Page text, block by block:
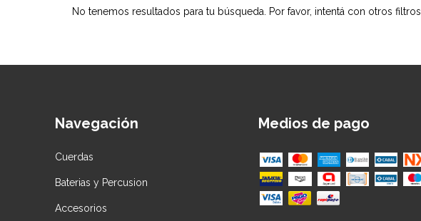
No tenemos resultados para tu búsqueda. Por favor, intentá con otros filtros.
Navegación
Cuerdas
Baterias y Percusion
Accesorios
Medios de pago